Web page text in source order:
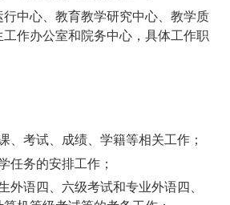
中心、教育教学研究中心、教学质
作办公室和院务中心，具体工作职
、考试、成绩、学籍等相关工作；
任务的安排工作；
外语四、六级考试和专业外语四、